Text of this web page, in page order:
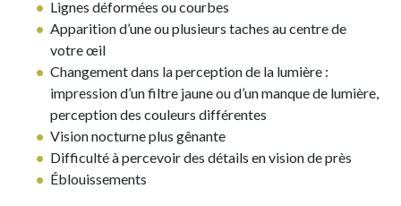
Lignes déformées ou courbes
Apparition d’une ou plusieurs taches au centre de
votre œil
Changement dans la perception de la lumière :
impression d’un filtre jaune ou d’un manque de lumière,
perception des couleurs différentes
Vision nocturne plus gênante
Difficulté à percevoir des détails en vision de près
Éblouissements